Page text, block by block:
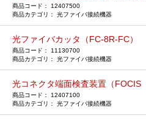
12407500
光ファイバ接続機器
光ファイバカッタ（FC-8R-FC）
11130700
光ファイバ接続機器
光コネクタ端面検査装置（FOCIS
12407100
光ファイバ接続機器